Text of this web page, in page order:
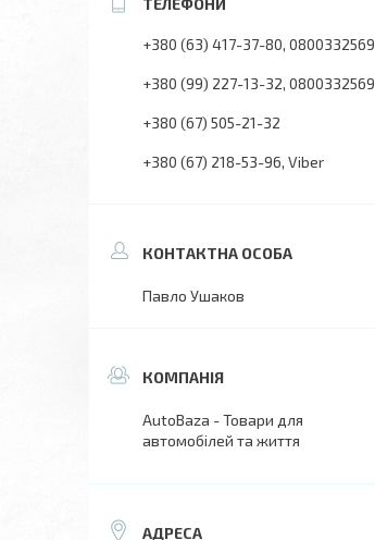
+380 (63) 417-37-80 0800332569
+380 (99) 227-13-32 0800332569
+380 (67) 505-21-32
+380 (67) 218-53-96 Viber
Павло Ушаков
AutoBaza - Товари для
автомобілей та життя